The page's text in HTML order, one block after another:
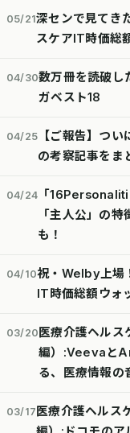
05/21深センで見てき
スケアIT時価総
04/30数万冊を読破し
ガベスト18
04/25
【ご報告】つ
の考察記事をま
04/24 「
「主人公」の
も！
04/10祝・Welby上場
IT時価総額ウォ
03/20医療介護ヘル
編）:Veevaと
る、医療情報の
03/17医療介護ヘルス